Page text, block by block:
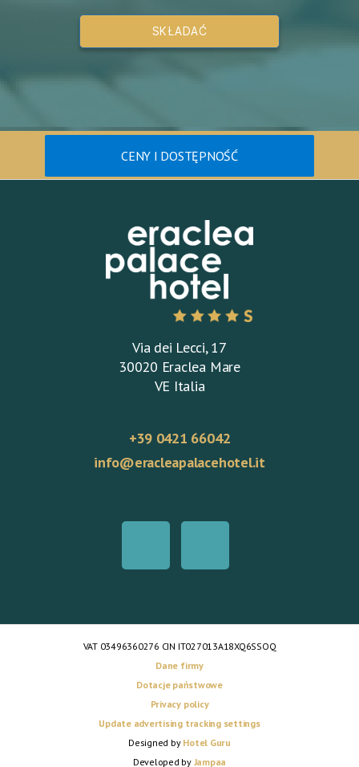
SKŁADAĆ
CENY I DOSTĘPNOŚĆ
Via dei Lecci, 17
30020 Eraclea Mare
VE Italia
+39 0421 66042
info@eracleapalacehotel.it
VAT 03496360276 CIN IT027013A18XQ6SSOQ
Dane firmy
Dotacje państwowe
Privacy policy
Update advertising tracking settings
Designed by Hotel Guru
Developed by Jampaa